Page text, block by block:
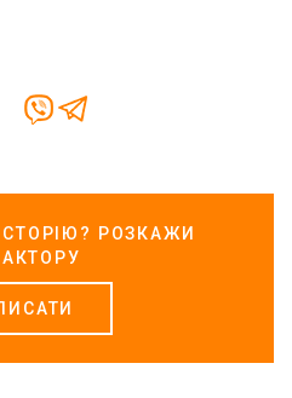
РОЗКАЖИ